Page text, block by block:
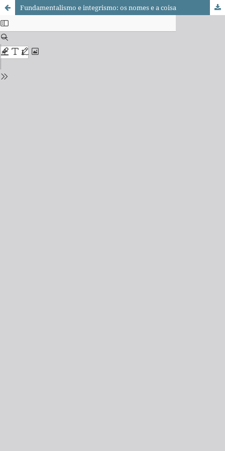
Fundamentalismo e integrismo: os nomes e a coisa